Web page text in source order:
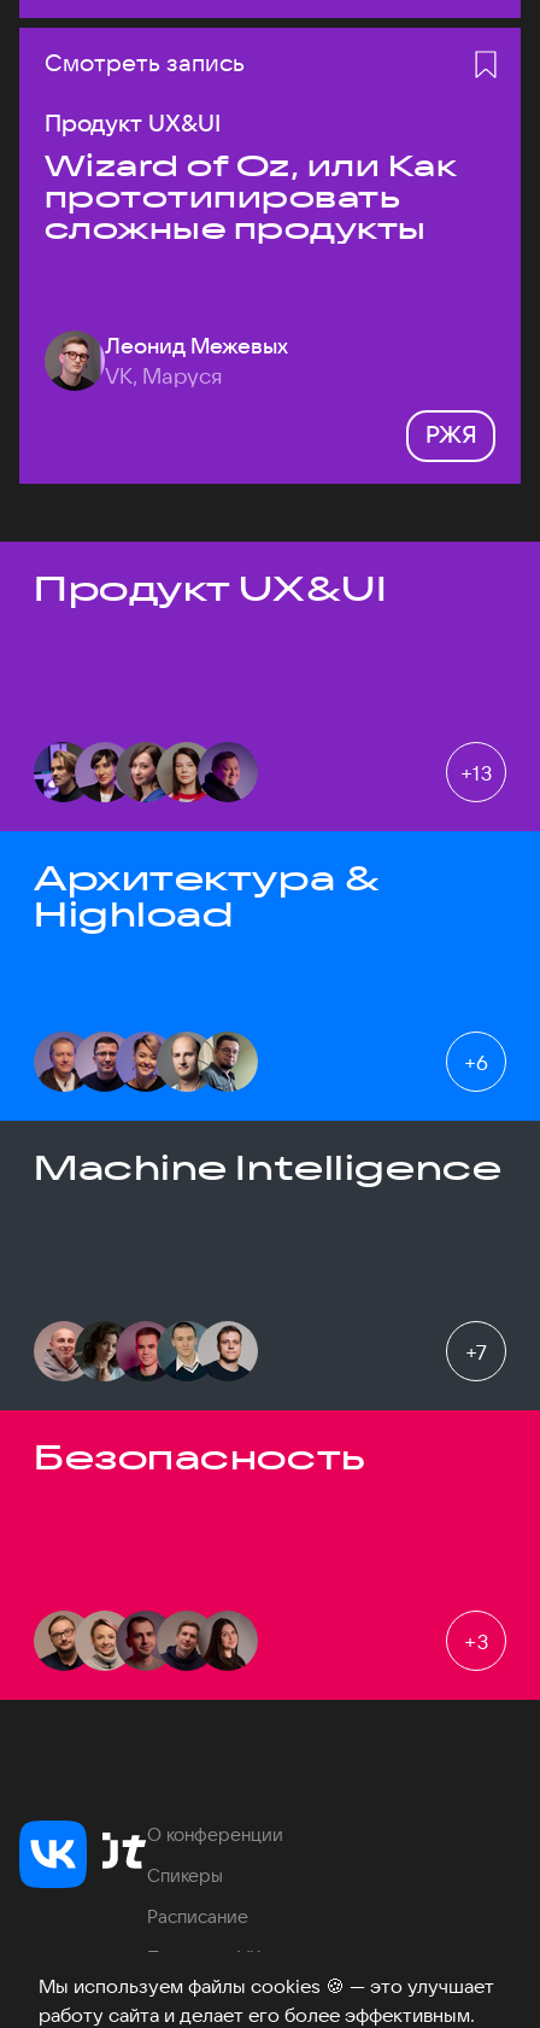
Мы используем файлы cookies 🍪 — это улучшает
работу сайта и делает его более эффективным.
Смотреть запись
Продукт UX&UI
Wizard of Oz, или Как
прототипировать
сложные продукты
Леонид Межевых
VK, Маруся
РЖЯ
Темы докладов
Продукт UX&UI
+13
Архитектура &
Highload
+6
Machine Intelligence
+7
Безопасность
+3
О конференции
Спикеры
Расписание
Продукты VK
Место проведения